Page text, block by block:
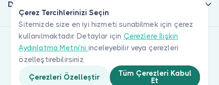
Çerez Tercihlerinizi Seçin
Sitemizde size en iyi hizmeti sunabilmek için çerez
kullanılmaktadır. Detaylar için Çerezlere İlişkin
Aydınlatma Metni'ni inceleyebilir veya çerezleri
özelleştirebilirsiniz.
Çerezleri Özelleştir
Tüm Çerezleri Kabul
Et
Doktorlar için